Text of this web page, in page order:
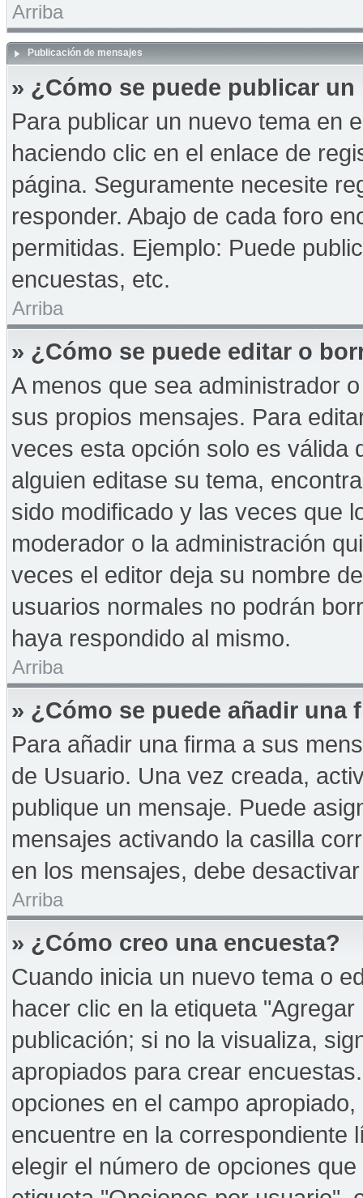
Arriba
Publicación de mensajes
» ¿Cómo se puede publicar
Para publicar un nuevo tema en
haciendo clic en el enlace de
página. Seguramente necesite
responder. Abajo de cada foro
permitidas. Ejemplo: Puede
encuestas, etc.
Arriba
» ¿Cómo se puede editar o
A menos que sea administrador
sus propios mensajes. Para
veces esta opción solo es válida
alguien editase su tema,
sido modificado y las veces que
moderador o la administración
veces el editor deja su nombre
usuarios normales no podrán
haya respondido al mismo.
Arriba
» ¿Cómo se puede añadir una
Para añadir una firma a sus
de Usuario. Una vez creada,
publique un mensaje. Puede
mensajes activando la casilla
en los mensajes, debe
Arriba
» ¿Cómo creo una encuesta?
Cuando inicia un nuevo tema o
hacer clic en la etiqueta
publicación; si no la visualiza,
apropiados para crear
opciones en el campo
encuentre en la correspondiente
elegir el número de opciones